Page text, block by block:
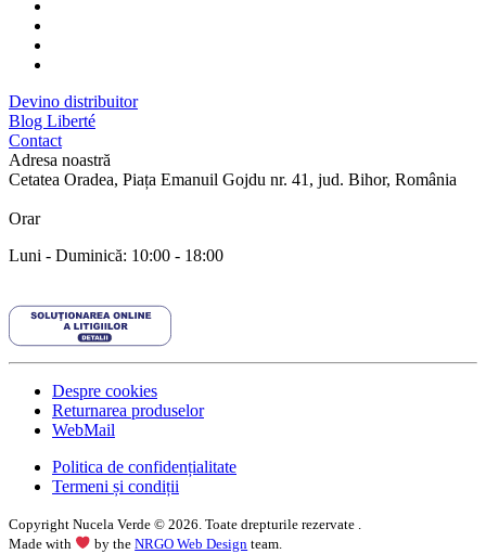
Devino distribuitor
Blog Liberté
Contact
Adresa noastră
Cetatea Oradea, Piața Emanuil Gojdu nr. 41, jud. Bihor, România
Orar
Luni - Duminică: 10:00 - 18:00
Despre cookies
Returnarea produselor
WebMail
Politica de confidențialitate
Termeni și condiții
Copyright Nucela Verde © 2026 . Toate drepturile rezervate .
Made with
by theNRGO Web Design team.